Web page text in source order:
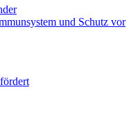
und Schutz vor